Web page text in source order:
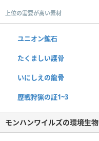
上位の需要が高い素材
ユニオン鉱石
たくましい護骨
いにしえの龍骨
歴戦狩猟の証1~3
モンハンワイルズの環境生物